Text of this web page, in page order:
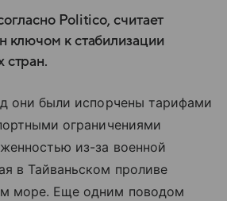
Politico, считает
ключом к стабилизации
стран.
они были испорчены тарифами
ограничениями
из-за военной
в Тайваньском проливе
море. Еще одним поводом